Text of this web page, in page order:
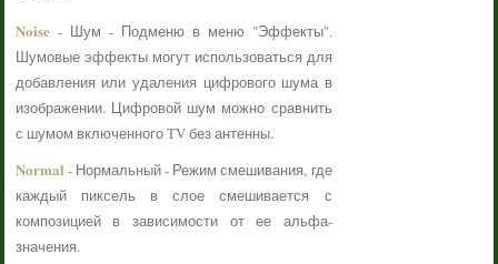
Noise- Шум - Подменю в меню "Эффекты".
Шумовые эффекты могут использоваться для
добавления или удаления цифрового шума в
изображении. Цифровой шум можно сравнить
с шумом включенного TV без антенны.
Normal - Нормальный - Режим смешивания, где
каждый пиксель в слое смешивается с
композицией в зависимости от ее альфа-
значения.